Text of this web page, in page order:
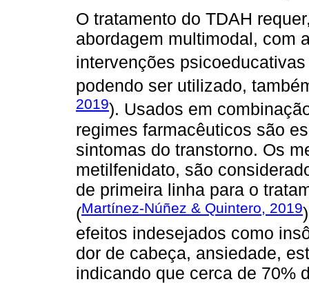
O tratamento do TDAH
abordagem multimodal, com
intervenções
podendo ser utilizado,
2019). Usados em
regimes farmacêuticos são
sintomas do transtorno. Os
metilfenidato, são
de primeira linha para o
(Martínez-Núñez & Quintero, 2019
efeitos indesejados como
dor de cabeça, ansiedade,
indicando que cerca de 70%